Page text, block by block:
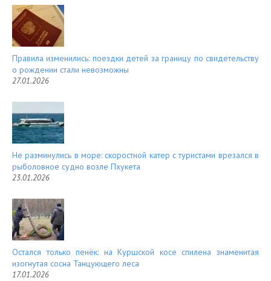
Правила изменились: поездки детей за границу по свидетельству
о рождении стали невозможны
27.01.2026
Не разминулись в море: скоростной катер с туристами врезался в
рыболовное судно возле Пхукета
23.01.2026
Остался только пенёк: на Куршской косе спилена знаменитая
изогнутая сосна Танцующего леса
17.01.2026